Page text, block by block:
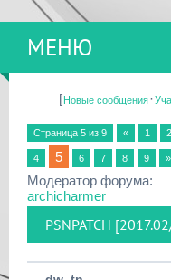
МЕНЮ
[Новые сообщения·
Страница 5 из 9 « 1 2
4 5 6 7 8 9 »
Модератор форума:
archicharmer
PSNPATCH